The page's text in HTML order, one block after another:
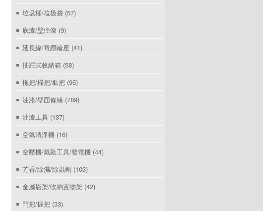
垃圾桶/垃圾袋 (57)
底漆/壁癌漆 (9)
延長線/電纜輪座 (41)
抽屜式收納箱 (58)
拖把/掃把/黏把 (95)
油漆/壁面修繕 (789)
油漆工具 (137)
空氣清淨機 (16)
空壓機/氣動工具/發電機 (44)
芳香/除濕/除蟲劑 (103)
金屬層架/收納置物架 (42)
門把/握把 (33)